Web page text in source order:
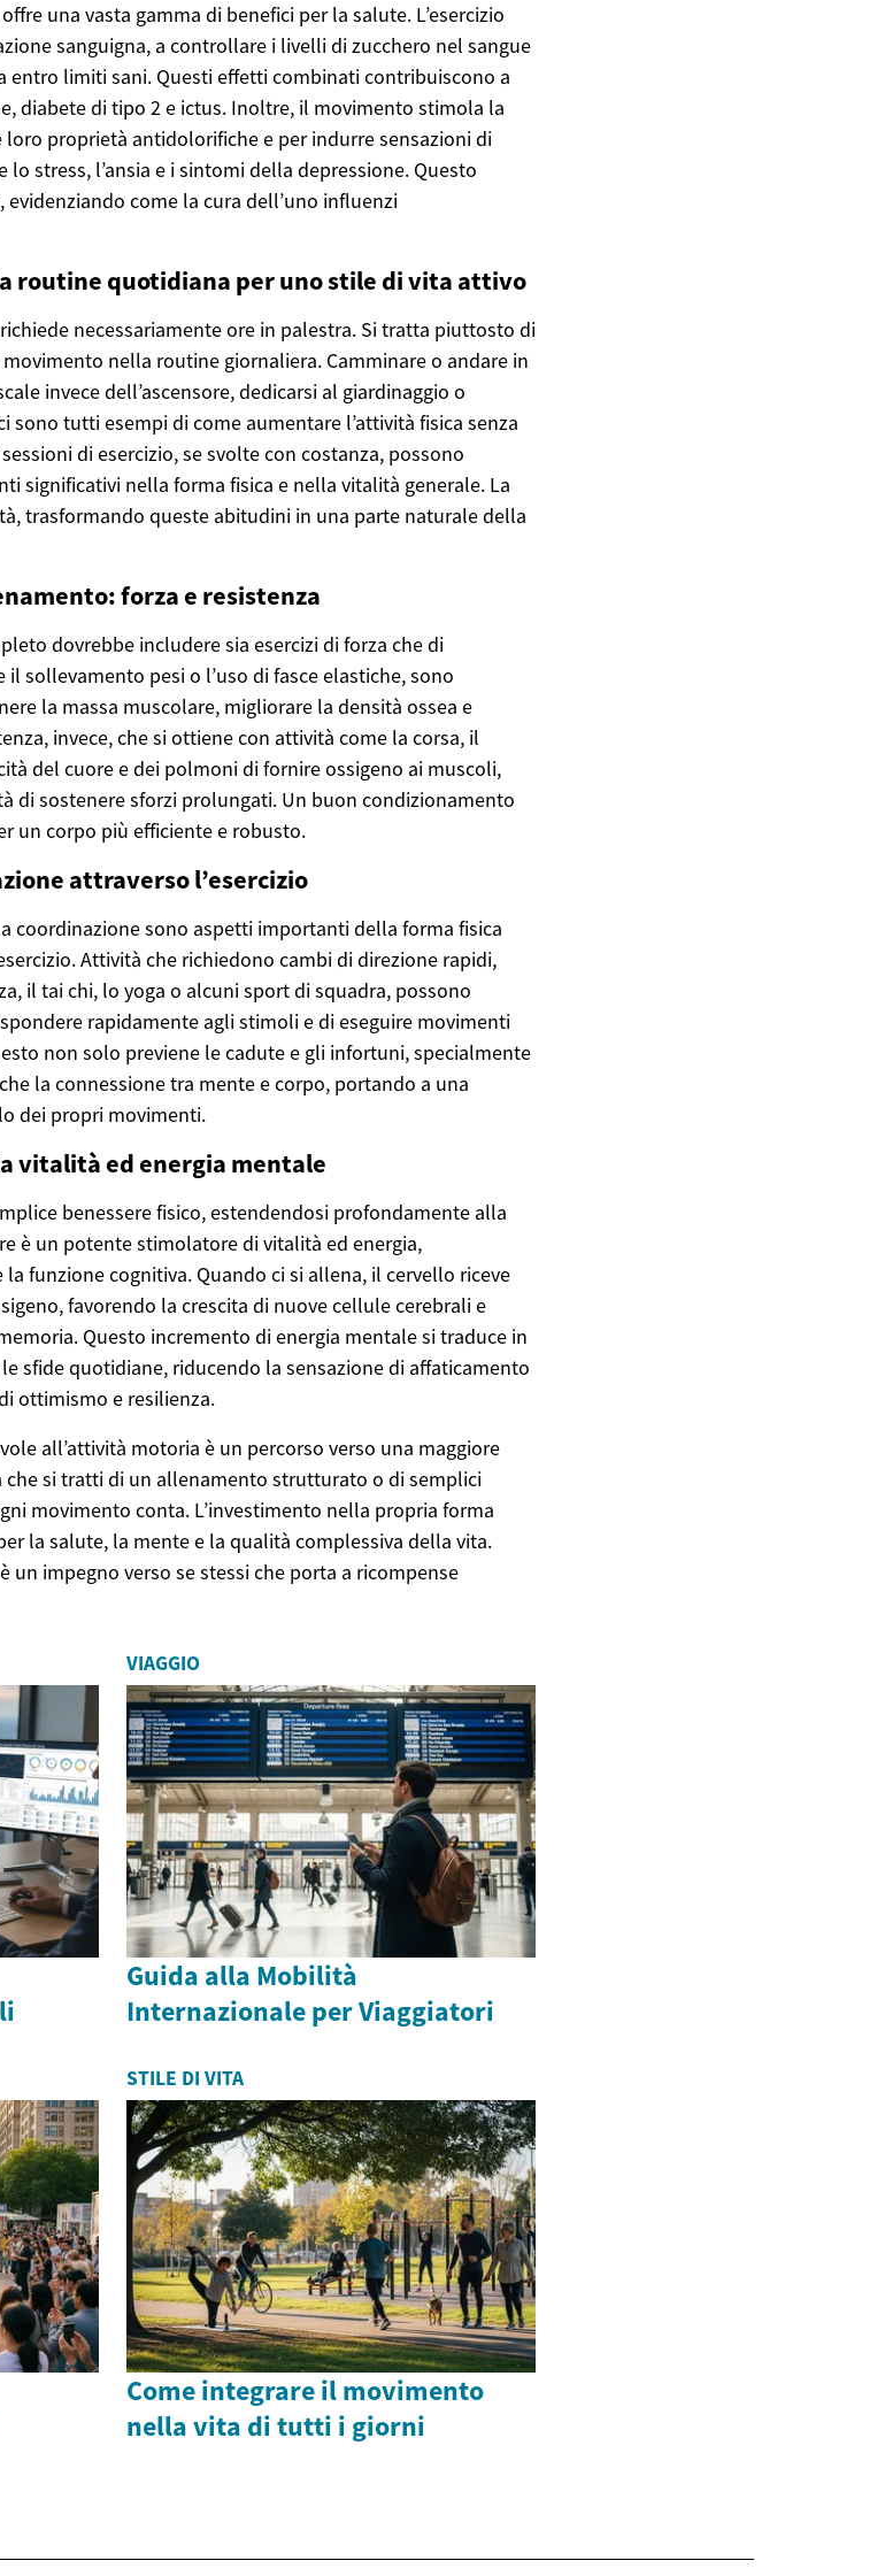
una vasta gamma di benefici per la salute. L’esercizio
sanguigna, a controllare i livelli di zucchero nel sangue
entro limiti sani. Questi effetti combinati contribuiscono a
diabete di tipo 2 e ictus. Inoltre, il movimento stimola la
proprietà antidolorifiche e per indurre sensazioni di
stress, l’ansia e i sintomi della depressione. Questo
come la cura dell’uno influenzi
routine quotidiana per uno stile di vita attivo
necessariamente ore in palestra. Si tratta piuttosto di
nella routine giornaliera. Camminare o andare in
invece dell’ascensore, dedicarsi al giardinaggio o
sono tutti esempi di come aumentare l’attività fisica senza
di esercizio, se svolte con costanza, possono
significativi nella forma fisica e nella vitalità generale. La
trasformando queste abitudini in una parte naturale della
forza e resistenza
dovrebbe includere sia esercizi di forza che di
il sollevamento pesi o l’uso di fasce elastiche, sono
la massa muscolare, migliorare la densità ossea e
invece, che si ottiene con attività come la corsa, il
del cuore e dei polmoni di fornire ossigeno ai muscoli,
di sostenere sforzi prolungati. Un buon condizionamento
un corpo più efficiente e robusto.
attraverso l’esercizio
coordinazione sono aspetti importanti della forma fisica
Attività che richiedono cambi di direzione rapidi,
il tai chi, lo yoga o alcuni sport di squadra, possono
rapidamente agli stimoli e di eseguire movimenti
non solo previene le cadute e gli infortuni, specialmente
la connessione tra mente e corpo, portando a una
dei propri movimenti.
vitalità ed energia mentale
benessere fisico, estendendosi profondamente alla
è un potente stimolatore di vitalità ed energia,
funzione cognitiva. Quando ci si allena, il cervello riceve
favorendo la crescita di nuove cellule cerebrali e
Questo incremento di energia mentale si traduce in
sfide quotidiane, riducendo la sensazione di affaticamento
ottimismo e resilienza.
all’attività motoria è un percorso verso una maggiore
che si tratti di un allenamento strutturato o di semplici
movimento conta. L’investimento nella propria forma
la salute, la mente e la qualità complessiva della vita.
un impegno verso se stessi che porta a ricompense
VIAGGIO
Guida alla Mobilità
Internazionale per Viaggiatori
STILE DI VITA
Come integrare il movimento
nella vita di tutti i giorni